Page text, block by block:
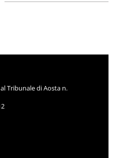
Tribunale di Aosta n.